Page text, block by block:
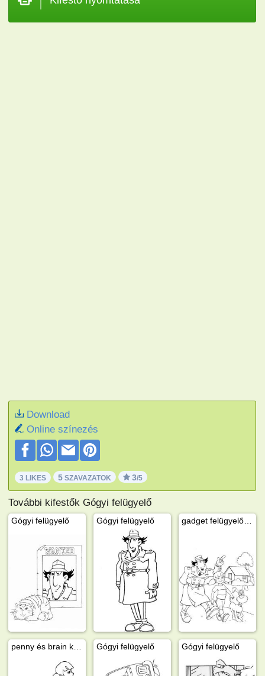
Download
Online színezés
3 LIKES 5 SZAVAZATOK 3/5
További kifestők Gógyi felügyelő
Gógyi felügyelő Gógyi felügyelő
Gógyi felügyelő Gógyi felügyelő